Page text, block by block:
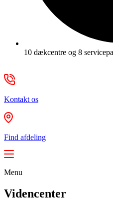
10 dækcentre og 8
Kontakt os
Find afdeling
Menu
Videncenter